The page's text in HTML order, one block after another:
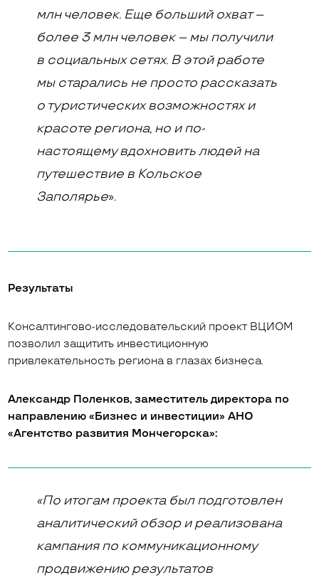
млн человек. Еще больший охват –
более 3 млн человек – мы получили
в социальных сетях. В этой работе
мы старались не просто рассказать
о туристических возможностях и
красоте региона, но и по-
настоящему вдохновить людей на
путешествие в Кольское
Заполярье».
Результаты
Консалтингово-исследовательский проект ВЦИОМ
позволил защитить инвестиционную
привлекательность региона в глазах бизнеса.
Александр Поленков, заместитель директора по
направлению «Бизнес и инвестиции» АНО
«Агентство развития Мончегорска»:
«По итогам проекта был подготовлен
аналитический обзор и реализована
кампания по коммуникационному
продвижению результатов